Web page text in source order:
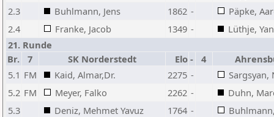
2.3
Buhlmann, Jens 1862 -
Päpke,
2.4
Franke, Jacob 1349 -
Lüthje,
21. Runde
Br.
7 SK Norderstedt Elo - 4
5.1 FM Kaid, Almar,Dr. 2275 -
Sargsyan,
5.2 FM Meyer, Falko 2262 -
Duhn,
5.3
Deniz, Mehmet Yavuz 1764 -